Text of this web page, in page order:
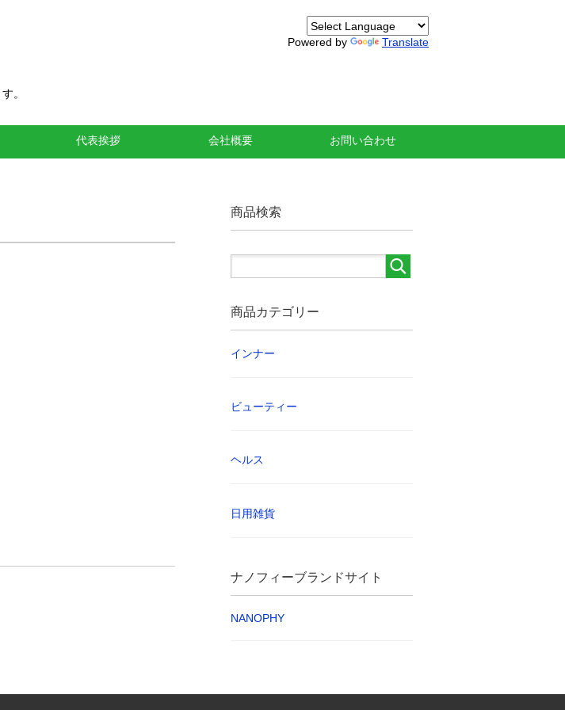
Powered by Translate
。
代表挨拶 会社概要 お問い合わせ
商品検索
商品カテゴリー
インナー
ビューティー
ヘルス
日用雑貨
ナノフィーブランドサイト
NANOPHY